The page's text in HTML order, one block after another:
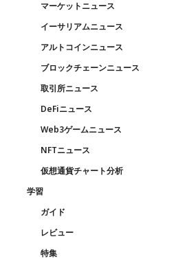
マーケットニュース
イーサリアムニュース
アルトコインニュース
ブロックチェーンニュース
取引所ニュース
DeFiニュース
Web3ゲームニュース
NFTニュース
仮想通貨チャート分析
学習
ガイド
レビュー
特集